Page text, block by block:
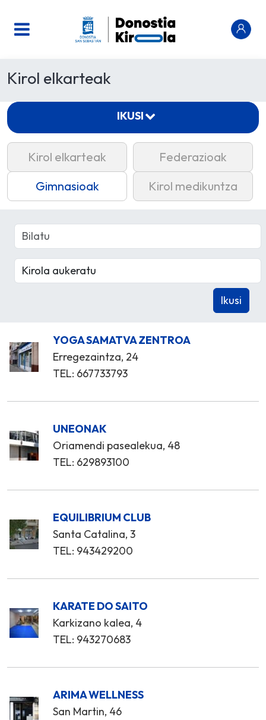
Kirol elkarteak
Kirol elkarteak
Federazioak
Gimnasioak
Kirol medikuntza
YOGA SAMATVA ZENTROA
Erregezaintza, 24
TEL: 667733793
UNEONAK
Oriamendi pasealekua, 48
TEL: 629893100
EQUILIBRIUM CLUB
Santa Catalina, 3
TEL: 943429200
KARATE DO SAITO
Karkizano kalea, 4
TEL: 943270683
ARIMA WELLNESS
San Martin, 46
IKUSI